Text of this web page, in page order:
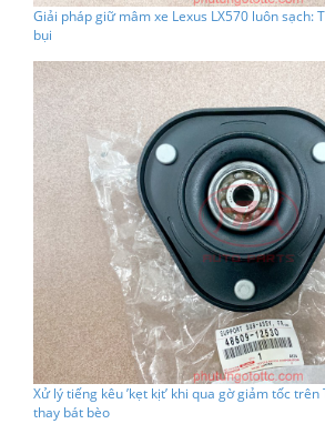
Giải pháp giữ mâm xe Lexus LX570 luôn sạch:
bụi
Xử lý tiếng kêu ’kẹt kịt’ khi qua gờ giảm tốc
thay bát bèo